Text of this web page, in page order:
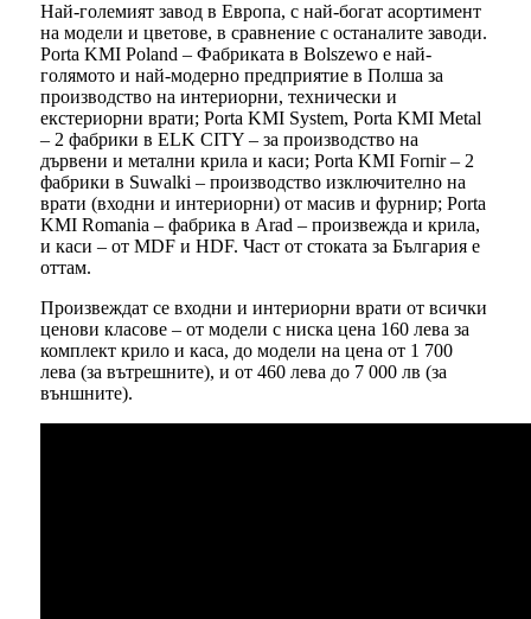
Най-големият завод в Европа, с най-богат асортимент
на модели и цветове, в сравнение с останалите заводи.
Porta KMI Poland – Фабриката в Bolszewo е най-
голямото и най-модерно предприятие в Полша за
производство на интериорни, технически и
екстериорни врати; Porta KMI System, Porta KMI Metal
– 2 фабрики в ELK CITY – за производство на
дървени и метални крила и каси; Porta KMI Fornir – 2
фабрики в Suwalki – производство изключително на
врати (входни и интериорни) от масив и фурнир; Porta
KMI Romania – фабрика в Arad – произвежда и крила,
и каси – от MDF и HDF. Част от стоката за България е
оттам.
Произвеждат се входни и интериорни врати от всички
ценови класове – от модели с ниска цена 160 лева за
комплект крило и каса, до модели на цена от 1 700
лева (за вътрешните), и от 460 лева до 7 000 лв (за
външните).